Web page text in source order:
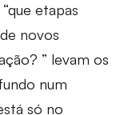
etapas
novos
” levam os
num
só no